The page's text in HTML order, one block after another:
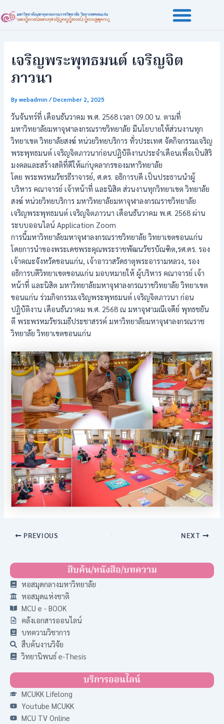
to
content
เจริญพระพุทธมนต์ เจริญจิต
ภาวนา
Bywebadmin/December 2, 2025
วันจันทร์ที่ เดือนธันวาคม พ.ศ. 2568 เวลา 09.00 น. ตามที่
มหาวิทยาลัยมหาจุฬาลงกรณราชวิทยาลัย มีนโยบายให้ส่วนงานทุก
วิทยาเขต วิทยาลัยสงฆ์ หน่วยวิทยบริการ ทั่วประเทศ จัดกิจกรรมเจริญ
พระพุทธมนต์ เจริญจิตภาวนาก่อนปฏิบัติงานประจำเดือนเพื่อเป็นสิริ
มงคลและสร้างสติที่ดีให้แก่บุคลากรของมหาวิทยาลัย
โดย พระพรหมวัชรธีราจารย์, ศ.ดร. อธิการบดี เป็นประธานนำผู้
บริหาร คณาจารย์ เจ้าหน้าที่ และนิสิต ส่วนงานทุกวิทยาเขต วิทยาลัย
สงฆ์ หน่วยวิทยบริการ มหาวิทยาลัยมหาจุฬาลงกรณราชวิทยาลัย
เจริญพระพุทธมนต์ เจริญจิตภาวนา เดือนธันวาคม พ.ศ. 2568 ผ่าน
ระบบออนไลน์ Application Zoom
การนี้มหาวิทยาลัยมหาจุฬาลงกรณราชวิทยาลัย วิทยาเขตขอนแก่น
โดยการนำของพระเดชพระคุณพระราชพัฒนวัชรบัณฑิต,รศ.ดร. รอง
เจ้าคณะจังหวัดขอนแก่น, เจ้าอาวาสวัดธาตุพระอารามหลวง, รอง
อธิการบดีวิทยาเขตขอนแก่น มอบหมายให้ ผู้บริหาร คณาจารย์ เจ้า
หน้าที่ และนิสิต มหาวิทยาลัยมหาจุฬาลงกรณราชวิทยาลัย วิทยาเขต
ขอนแก่น ร่วมกิจกรรมเจริญพระพุทธมนต์ เจริญจิตภาวนา ก่อน
ปฏิบัติงาน เดือนธันวาคม พ.ศ. 2568 ณ มหาจุฬามณีเจดีย์ พุทธชยัน
ตี พระพรหมวัชรเมธีประชาสรรค์ มหาวิทยาลัยมหาจุฬาลงกรณราช
วิทยาลัย วิทยาเขตขอนแก่น
navigation
PREVIOUS NEXT
สืบค้น/หนังสือ/บทความ
หอสมุดกลางมหาวิทยาลัย
หอสมุดแห่งชาติ
MCU e - BOOK
คลังเอกสารออนไลน์
บทความวิชาการ
สืบค้นงานวิจัย
วิทยานิพนธ์ e-Thesis
บริการออนไลน์
MCUKK Lifelong
Youtube MCUKK
MCU TV Online